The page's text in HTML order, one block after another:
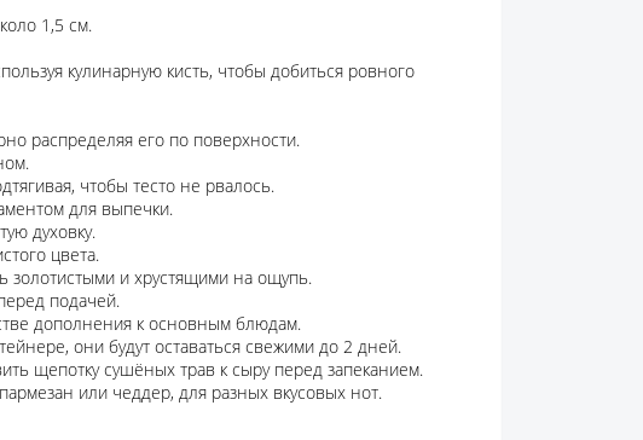
1,5 см.
кулинарную кисть, чтобы добиться ровного
распределяя его по поверхности.
чтобы тесто не рвалось.
для выпечки.
духовку.
цвета.
золотистыми и хрустящими на ощупь.
подачей.
дополнения к основным блюдам.
они будут оставаться свежими до 2 дней.
щепотку сушёных трав к сыру перед запеканием.
или чеддер, для разных вкусовых нот.